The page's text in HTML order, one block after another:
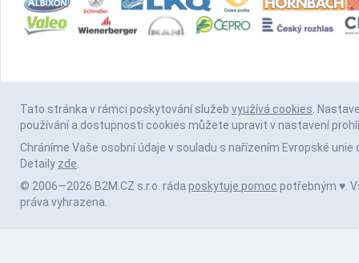
Tato stránka v rámci poskytování služeb využívá cookies .
používání a dostupnosti cookies můžete upravit v nastavení
Chráníme Vaše osobní údaje v souladu s nařízením Evropské unie
Detaily zde
© 2006—2026 B2M.CZ s.r.o. ráda poskytuje pomoc potřebným ♥️.
práva vyhrazena.